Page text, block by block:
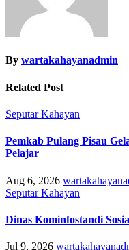
By wartakahayanadmin
Related Post
Seputar Kahayan
Pemkab Pulang Pisau
Pelajar
Aug 6, 2026
Seputar Kahayan
Dinas Kominfostandi
Jul 9, 2026